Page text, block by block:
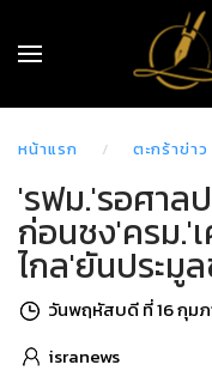
หน้าแรก ตะกร้าข่าว
'รฟม.'รอศาล
ก่อนชง'ครม.'
ไกล'ยันประมู
วันพฤหัสบดี ที่ 16 กุมภ
isranews